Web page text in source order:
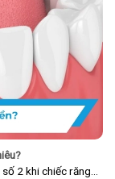
2 khi chiếc răng…